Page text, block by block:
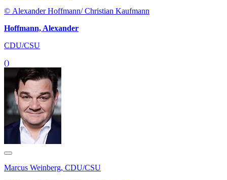
© Alexander Hoffmann/ Christian Kaufmann
Hoffmann, Alexander
CDU/CSU
()
Marcus Weinberg, CDU/CSU